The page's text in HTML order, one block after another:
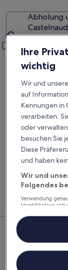
Abholung
Anderen
Abholdatum
20. Aug.
Abholzeit
Ich habe einen
Vergleiche
und
sparen.
Top-
Economy
Economy
Ihre
wichtig
Wir und unsere
auf
Kennungen in
verarbeiten.
oder
besuchen Sie
Diese
und haben
Wir und
Folgendes
Verwendung
Identifikation
Inhalte, Messung
Liste der